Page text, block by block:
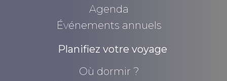
Agenda
Événements annuels
Planifiez votre voyage
Où dormir ?